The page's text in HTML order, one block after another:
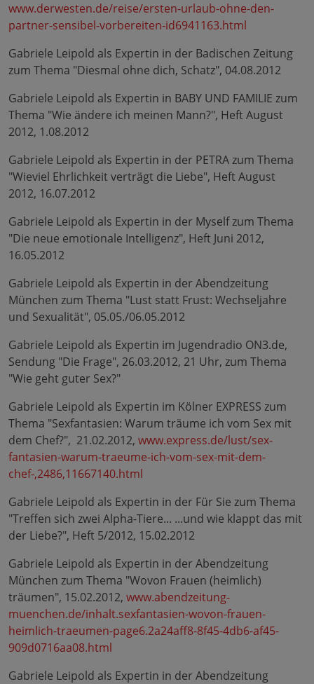
www.derwesten.de/reise/ersten-urlaub-ohne-den-
partner-sensibel-vorbereiten-id6941163.html
Gabriele Leipold als Expertin in der Badischen Zeitung
zum Thema "Diesmal ohne dich, Schatz", 04.08.2012
Gabriele Leipold als Expertin in BABY UND FAMILIE zum
Thema "Wie ändere ich meinen Mann?", Heft August
2012, 1.08.2012
Gabriele Leipold als Expertin in der PETRA zum Thema
"Wieviel Ehrlichkeit verträgt die Liebe", Heft August
2012, 16.07.2012
Gabriele Leipold als Expertin in der Myself zum Thema
"Die neue emotionale Intelligenz", Heft Juni 2012,
16.05.2012
Gabriele Leipold als Expertin in der Abendzeitung
München zum Thema "Lust statt Frust: Wechseljahre
und Sexualität", 05.05./06.05.2012
Gabriele Leipold als Expertin im Jugendradio ON3.de,
Sendung "Die Frage", 26.03.2012, 21 Uhr, zum Thema
"Wie geht guter Sex?"
Gabriele Leipold als Expertin im Kölner EXPRESS zum
Thema "Sexfantasien: Warum träume ich vom Sex mit
dem Chef?", 21.02.2012, www.express.de/lust/sex-
fantasien-warum-traeume-ich-vom-sex-mit-dem-
chef-,2486,11667140.html
Gabriele Leipold als Expertin in der Für Sie zum Thema
"Treffen sich zwei Alpha-Tiere... ...und wie klappt das mit
der Liebe?", Heft 5/2012, 15.02.2012
Gabriele Leipold als Expertin in der Abendzeitung
München zum Thema "Wovon Frauen (heimlich)
träumen", 15.02.2012, www.abendzeitung-
muenchen.de/inhalt.sexfantasien-wovon-frauen-
heimlich-traeumen-page6.2a24aff8-8f45-4db6-af45-
909d0716aa08.html
Gabriele Leipold als Expertin in der Abendzeitung